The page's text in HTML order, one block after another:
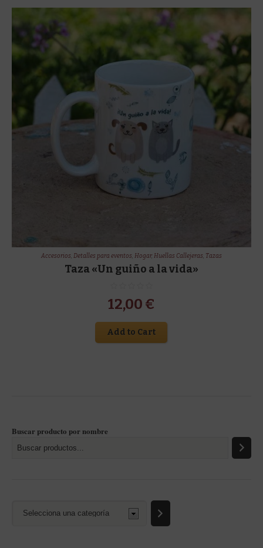
Accesorios, Detalles para eventos, Hogar, Huellas Callejeras, Tazas
Taza «Un guiño a la vida»
12,00 €
Add to Cart
Buscar producto por nombre